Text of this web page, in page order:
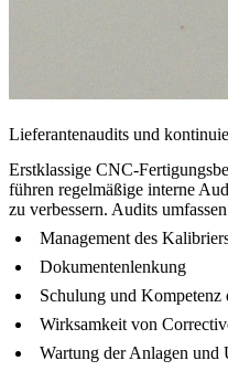
Lieferantenaudits und
Erstklassige CNC-
führen regelmäßige interne
zu verbessern. Audits
Management des
Dokumentenlenkung
Schulung und Kompetenz
Wirksamkeit von
Wartung der Anlagen und